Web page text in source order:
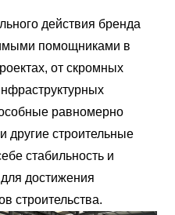
действия бренда
помощниками в
от скромных
равномерно
другие строительные
стабильность и
достижения
строительства.